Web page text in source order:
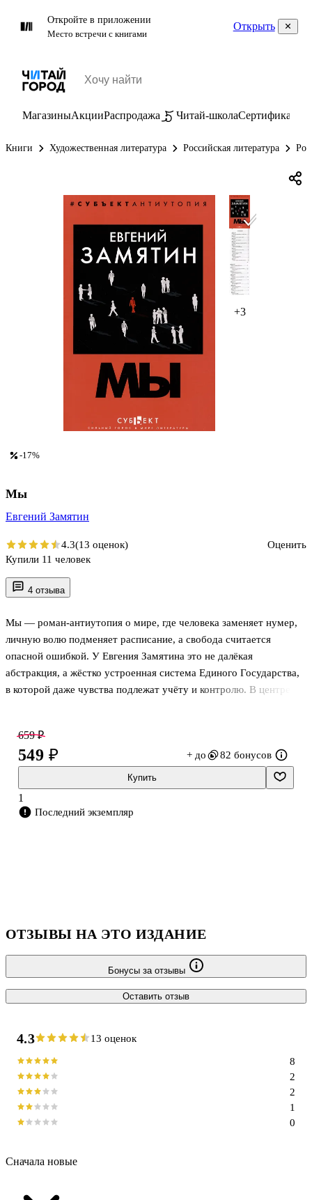
Откройте в приложении
Место встречи с книгами
Открыть
МагазиныАкцииРаспродажа Читай-школаСертификаты
Книги Художественная литература Российская литература
+3
4 отзыва
Мы — роман-антиутопия о мире, где человека заменяет нумер,
личную волю подменяет расписание, а свобода считается
опасной ошибкой. У Евгения Замятина это не далёкая
абстракция, а жёстко устроенная система Единого Государства,
в которой даже чувства подлежат учёту и контролю. В центре
единомыслия. Здесь вместо имён — буквы и цифры, вместо
частной жизни — разрешения, а фантазия и сны выглядят почти
преступлением. Роман давно стал классикой русской литературы
XX века и одним из ключевых произведений о цене всеобщего
«счастья», достигнутого за счёт отказа от личности.
-17%
Мы
Евгений Замятин
4.3(13 оценок)
Оценить
Купили 11 человек
659 ₽
549 ₽ + до 82 бонусов
Купить
1
Последний экземпляр
ОТЗЫВЫ НА ЭТО ИЗДАНИЕ
Бонусы за отзывы
Оставить отзыв
4.3 13 оценок
0
1
2
2
8
Сначала новые